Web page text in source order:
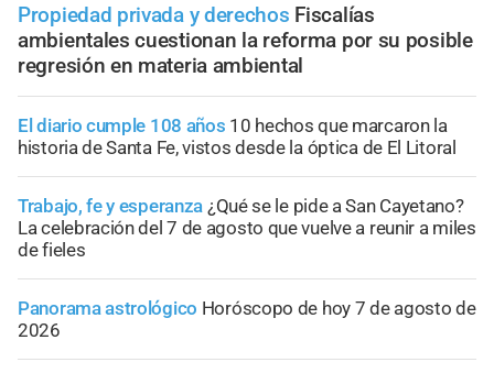
Propiedad privada y derechos Fiscalías
ambientales cuestionan la reforma por su posible
regresión en materia ambiental
El diario cumple 108 años 10 hechos que marcaron la
historia de Santa Fe, vistos desde la óptica de El Litoral
Trabajo, fe y esperanza ¿Qué se le pide a San Cayetano?
La celebración del 7 de agosto que vuelve a reunir a miles
de fieles
Panorama astrológico Horóscopo de hoy 7 de agosto de
2026